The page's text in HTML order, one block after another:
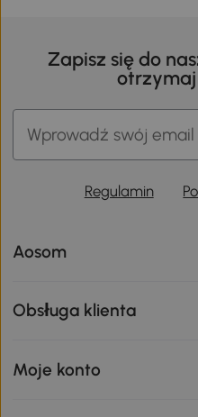
Zapisz się do
otrzymaj
Regulamin
Aosom
Obsługa klienta
Moje konto